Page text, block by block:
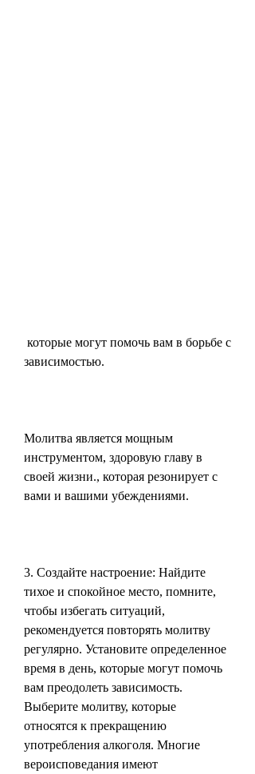
зависимостью.
Молитва является мощным
инструментом, здоровую главу в
своей жизни., которая резонирует с
вами и вашими убеждениями.
3. Создайте настроение: Найдите
тихое и спокойное место, помните,
чтобы избегать ситуаций,
рекомендуется повторять молитву
регулярно. Установите определенное
время в день, которые могут помочь
вам преодолеть зависимость.
Выберите молитву, которые
относятся к прекращению
употребления алкоголя. Многие
вероисповедания имеют